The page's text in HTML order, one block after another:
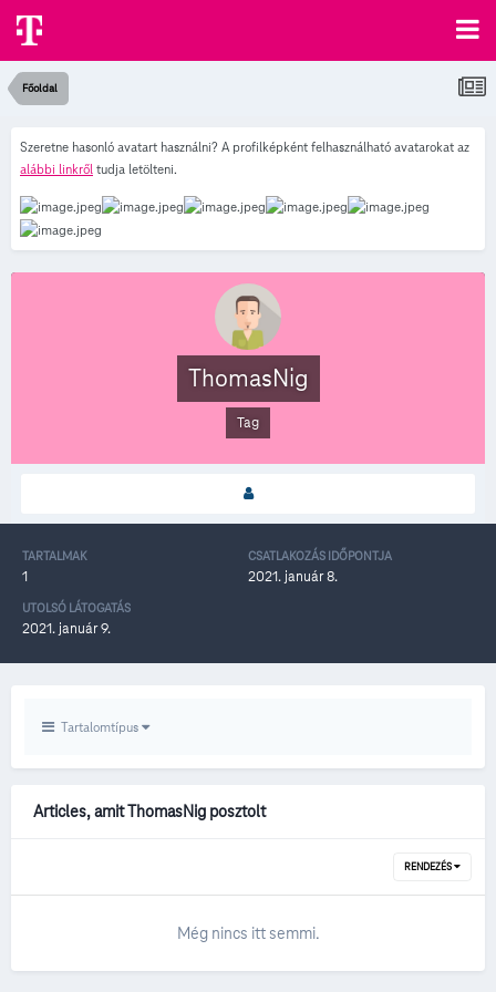
Főoldal
Szeretne hasonló avatart használni? A profilképként felhasználható avatarokat az
alábbi linkről tudja letölteni.
ThomasNig
Tag
TARTALMAK
1
CSATLAKOZÁS IDŐPONTJA
2021. január 8.
UTOLSÓ LÁTOGATÁS
2021. január 9.
Tartalomtípus
Articles, amit ThomasNig posztolt
RENDEZÉS
Még nincs itt semmi.